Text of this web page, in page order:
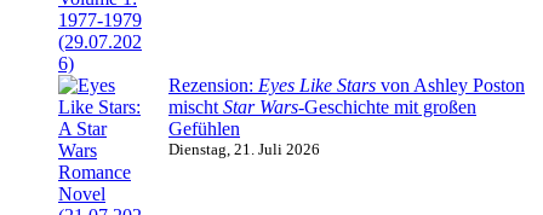
Rezension: Eyes Like Stars von Ashley Poston
mischt Star Wars-Geschichte mit großen
Gefühlen
Dienstag, 21. Juli 2026